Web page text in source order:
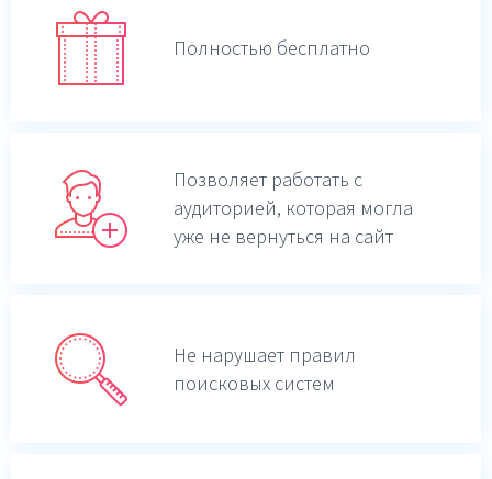
Полностью бесплатно
Позволяет работать с
аудиторией, которая могла
уже не вернуться на сайт
Не нарушает правил
поисковых систем